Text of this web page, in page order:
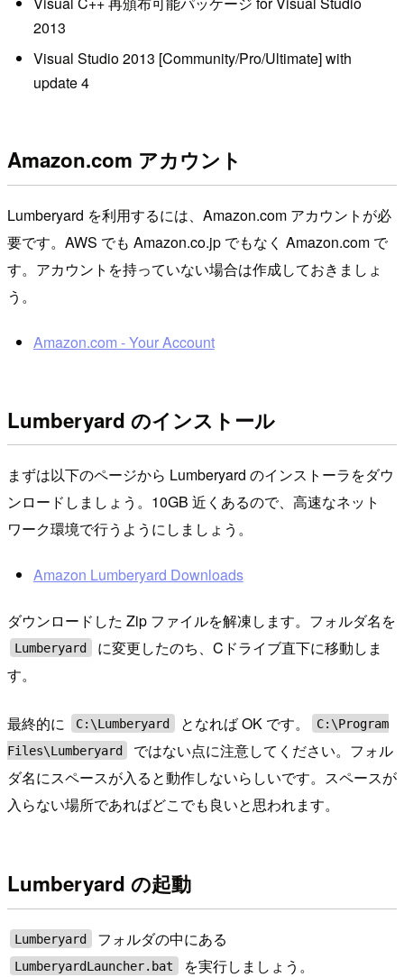
2013
Visual Studio 2013 [Community/Pro/Ultimate] with
update 4
Amazon.com アカウント
Lumberyard を利用するには、Amazon.com アカウントが必
要です。AWS でも Amazon.co.jp でもなく Amazon.com で
す。アカウントを持っていない場合は作成しておきましょ
う。
Amazon.com - Your Account
Lumberyard のインストール
まずは以下のページから Lumberyard のインストーラをダウ
ンロードしましょう。10GB 近くあるので、高速なネット
ワーク環境で行うようにしましょう。
Amazon Lumberyard Downloads
ダウンロードした Zip ファイルを解凍します。フォルダ名を
Lumberyard
に変更したのち、Cドライブ直下に移動しま
す。
最終的に C:\Lumberyard となれば OK です。
C:\Program
Files\Lumberyard
ではない点に注意してください。フォル
ダ名にスペースが入ると動作しないらしいです。スペースが
入らない場所であればどこでも良いと思われます。
Lumberyard の起動
Lumberyard フォルダの中にある
LumberyardLauncher.bat を実行しましょう。